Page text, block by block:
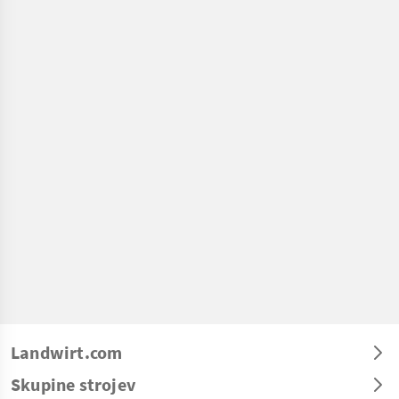
Landwirt.com
Skupine strojev